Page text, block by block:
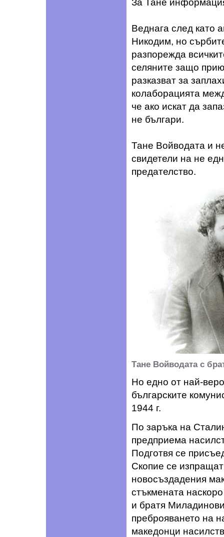
За Тане
Веднага след като
Никодим, но
разпорежда
селяните защо
разказват за
колаборацията
че ако искат да
не българи.
Тане Войводата и
свидетели на не
предателство.
Тане Войводата с
Но едно от най-
българските
1944 г.
По заръка на
предприема
Подготвя се
Скопие се изпращат
новосъздадения
стъкмената
и братя
преброяването на
македонци